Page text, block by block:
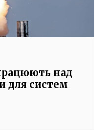
над
для систем